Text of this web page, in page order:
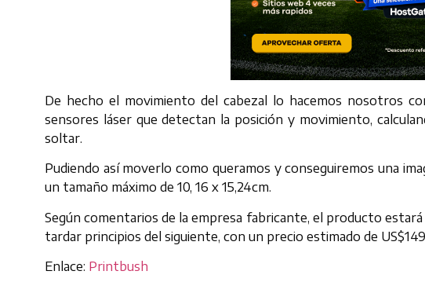
De hecho el movimiento del cabezal lo hacemos nosotros
sensores láser que detectan la posición y movimiento,
soltar.
Pudiendo así moverlo como queramos y conseguiremos una
un tamaño máximo de 10, 16 x 15,24cm.
Según comentarios de la empresa fabricante, el producto
tardar principios del siguiente, con un precio estimado de
Enlace: Printbush